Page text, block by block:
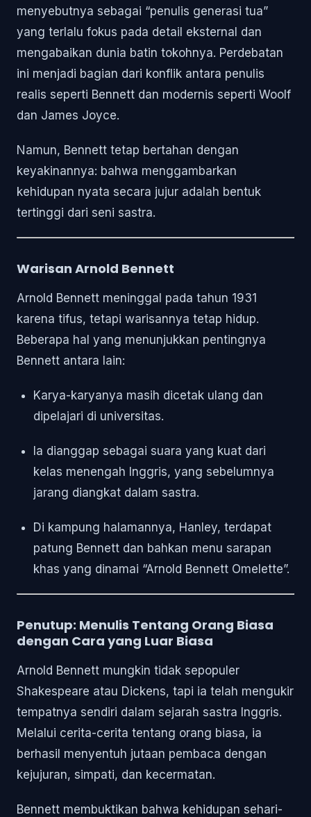
menyebutnya sebagai “penulis generasi tua”
yang terlalu fokus pada detail eksternal dan
mengabaikan dunia batin tokohnya. Perdebatan
ini menjadi bagian dari konflik antara penulis
realis seperti Bennett dan modernis seperti Woolf
dan James Joyce.
Namun, Bennett tetap bertahan dengan
keyakinannya: bahwa menggambarkan
kehidupan nyata secara jujur adalah bentuk
tertinggi dari seni sastra.
Warisan Arnold Bennett
Arnold Bennett meninggal pada tahun 1931
karena tifus, tetapi warisannya tetap hidup.
Beberapa hal yang menunjukkan pentingnya
Bennett antara lain:
Karya-karyanya masih dicetak ulang dan
dipelajari di universitas.
Ia dianggap sebagai suara yang kuat dari
kelas menengah Inggris, yang sebelumnya
jarang diangkat dalam sastra.
Di kampung halamannya, Hanley, terdapat
patung Bennett dan bahkan menu sarapan
khas yang dinamai “Arnold Bennett Omelette”.
Penutup: Menulis Tentang Orang Biasa
dengan Cara yang Luar Biasa
Arnold Bennett mungkin tidak sepopuler
Shakespeare atau Dickens, tapi ia telah mengukir
tempatnya sendiri dalam sejarah sastra Inggris.
Melalui cerita-cerita tentang orang biasa, ia
berhasil menyentuh jutaan pembaca dengan
kejujuran, simpati, dan kecermatan.
Bennett membuktikan bahwa kehidupan sehari-